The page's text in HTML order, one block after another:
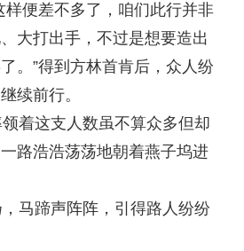
样便差不多了，咱们此行并非
大打出手，不过是想要造出
。”得到方林首肯后，众人纷
续前行。
着这支人数虽不算众多但却
路浩浩荡荡地朝着燕子坞进
马蹄声阵阵，引得路人纷纷